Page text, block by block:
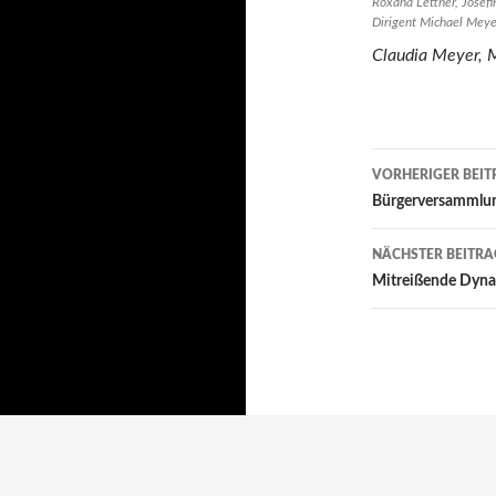
Dirigent Michael
Claudia Meyer,
VORHERIGER
NÄCHSTER
Mitreißende